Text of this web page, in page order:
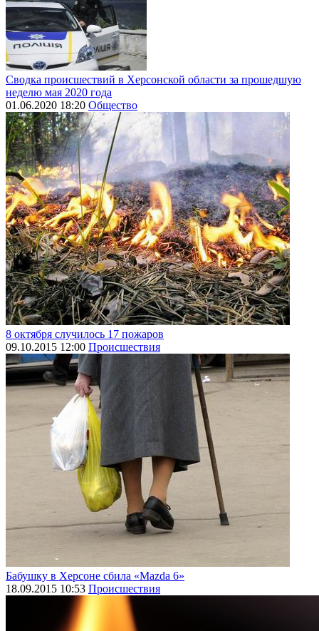
Сводка происшествий в Херсонской области за прошедшую
неделю мая 2020 года
01.06.2020 18:20 Общество
8 октября случилось 17 пожаров
09.10.2015 12:00 Происшествия
Бабушку в Херсоне сбила «Mazda 6»
18.09.2015 10:53 Происшествия